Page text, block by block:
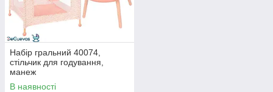
Набір гральний 40074,
стільчик для годування,
манеж
В наявності